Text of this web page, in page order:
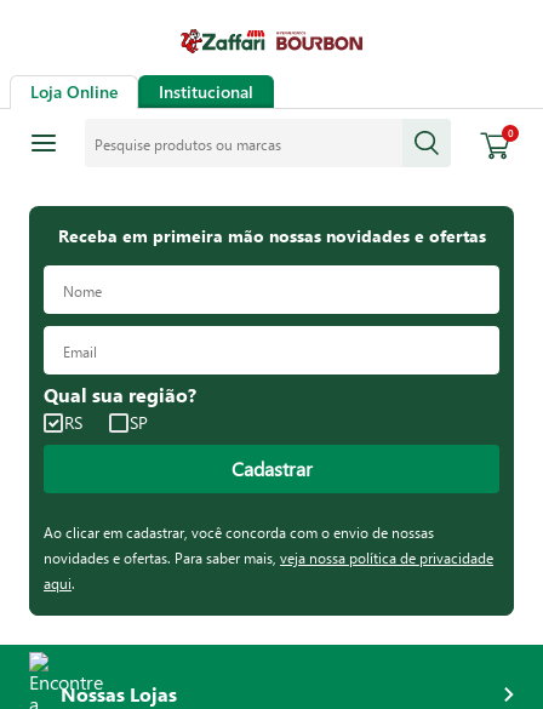
Loja Online Institucional
0
Receba em primeira mão nossas novidades e ofertas
Qual sua região?
RS SP
Cadastrar
Ao clicar em cadastrar, você concorda com o envio de nossas
novidades e ofertas. Para saber mais, veja nossa política de privacidade
aqui.
Nossas Lojas